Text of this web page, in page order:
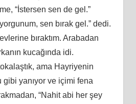
“İstersen sen de gel.”
sen bırak gel.” dedi.
bıraktım. Arabadan
kucağında idi.
ama Hayriyenin
yanıyor ve içimi fena
“Nahit abi her şey